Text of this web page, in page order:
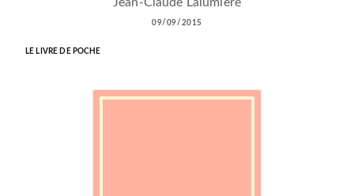
09/09/2015
LE LIVRE DE POCHE